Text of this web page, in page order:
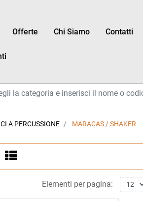
Offerte Chi Siamo Contatti
filtri disponibili.
A PERCUSSIONE MARACAS / SHAKER
filtri disponibili.
Elementi per pagina: